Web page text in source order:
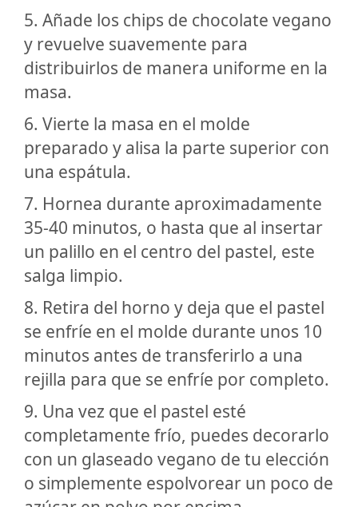
5. Añade los chips de chocolate vegano
y revuelve suavemente para
distribuirlos de manera uniforme en la
masa.
6. Vierte la masa en el molde
preparado y alisa la parte superior con
una espátula.
7. Hornea durante aproximadamente
35-40 minutos, o hasta que al insertar
un palillo en el centro del pastel, este
salga limpio.
8. Retira del horno y deja que el pastel
se enfríe en el molde durante unos 10
minutos antes de transferirlo a una
rejilla para que se enfríe por completo.
9. Una vez que el pastel esté
completamente frío, puedes decorarlo
con un glaseado vegano de tu elección
o simplemente espolvorear un poco de